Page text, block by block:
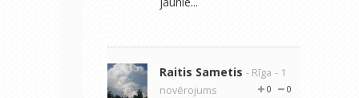
Raitis Sametis - Rīga - 1
novērojums
0
0